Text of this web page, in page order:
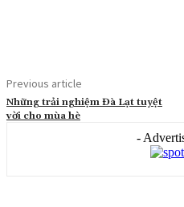
Previous article
Những trải nghiệm Đà Lạt tuyệt
vời cho mùa hè
-